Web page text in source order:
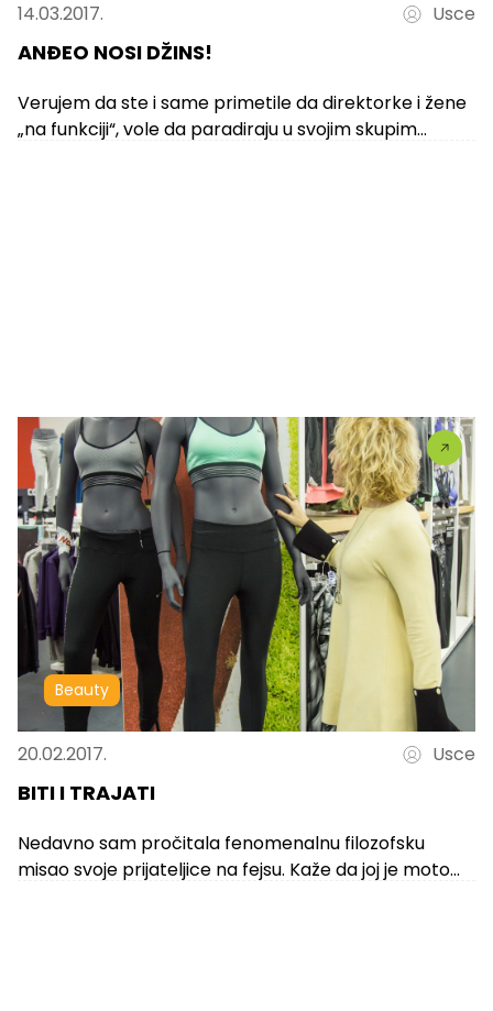
14.03.2017. Usce
ANĐEO NOSI DŽINS!
Verujem da ste i same primetile da direktorke i žene
„na funkciji“, vole da paradiraju u svojim skupim
Beauty
20.02.2017. Usce
BITI I TRAJATI
Nedavno sam pročitala fenomenalnu filozofsku
misao svoje prijateljice na fejsu. Kaže da joj je moto